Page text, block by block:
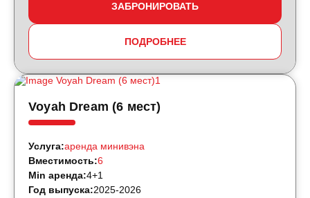
ЗАБРОНИРОВАТЬ
ПОДРОБНЕЕ
Voyah Dream (6 мест)
Услуга:аренда минивэна
Вместимость:6
Min аренда:4+1
Год выпуска:2025-2026